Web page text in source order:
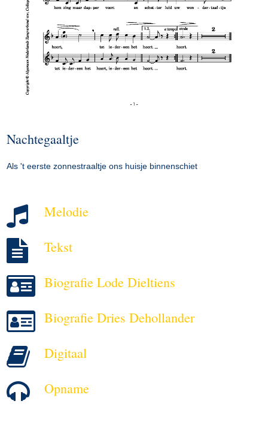
Nachtegaaltje
Als 't eerste zonnestraaltje ons huisje binnenschiet
Melodie
Tekst
Biografie Lode Dieltiens
Biografie Dries Dehollander
Digitaal
Opname